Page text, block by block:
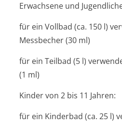
Erwachsene und
für ein Vollbad (ca. 150 l)
Messbecher (30 ml)
für ein Teilbad (5 l)
(1 ml)
Kinder von 2 bis 11 Jahren:
für ein Kinderbad (ca. 25 l)